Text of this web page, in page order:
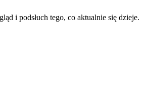
i podsłuch tego, co aktualnie się dzieje.